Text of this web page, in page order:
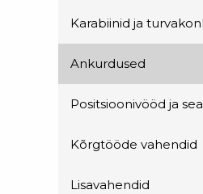
Karabiinid ja
Ankurdused
Positsioonivööd ja
Kõrgtööde vahendid
Lisavahendid